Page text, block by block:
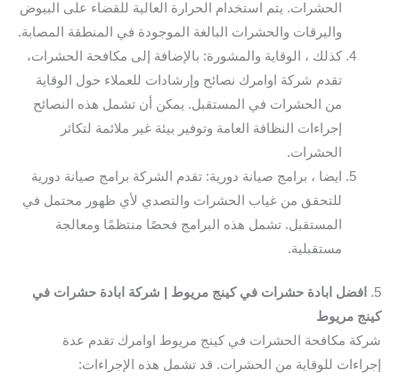
الحشرات. يتم استخدام الحرارة العالية للقضاء على البيوض
واليرقات والحشرات البالغة الموجودة في المنطقة المصابة.
كذلك ، الوقاية والمشورة: بالإضافة إلى مكافحة الحشرات،
تقدم شركة اوامرك نصائح وإرشادات للعملاء حول الوقاية
من الحشرات في المستقبل. يمكن أن تشمل هذه النصائح
إجراءات النظافة العامة وتوفير بيئة غير ملائمة لتكاثر
الحشرات.
ايضا ، برامج صيانة دورية: تقدم الشركة برامج صيانة دورية
للتحقق من غياب الحشرات والتصدي لأي ظهور محتمل في
المستقبل. تشمل هذه البرامج فحصًا منتظمًا ومعالجة
مستقبلية.
5.
افضل ابادة حشرات في كينج مريوط | شركة ابادة حشرات في
كينج مريوط
شركة مكافحة الحشرات في كينج مريوط اوامرك تقدم عدة
إجراءات للوقاية من الحشرات. قد تشمل هذه الإجراءات: